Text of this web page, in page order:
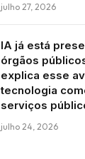
julho 27, 2026
IA já está
órgãos
explica esse
tecnologia
serviços
julho 24, 2026